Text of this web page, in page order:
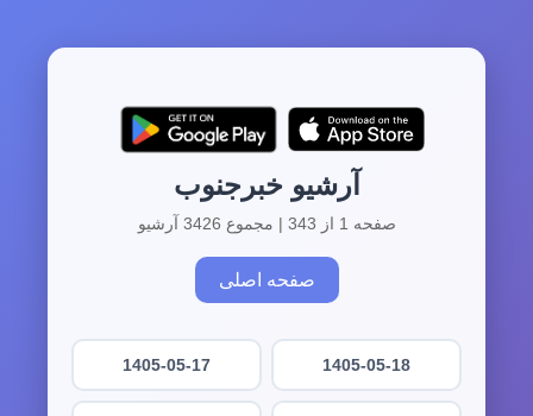
آرشیو خبرجنوب
صفحه 1 از 343 | مجموع 3426 آرشیو
صفحه اصلی
1405-05-18
1405-05-17